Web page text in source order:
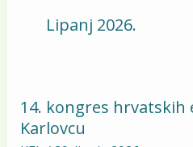
Lipanj 2026.
14. kongres hrvatskih
Karlovcu
14.
kongres